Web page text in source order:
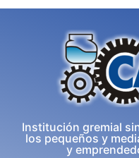
Institución gremial
los pequeños y
y